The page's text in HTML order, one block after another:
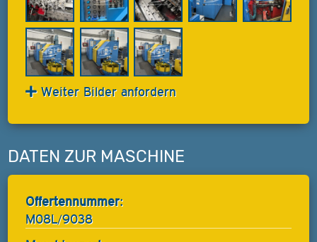
Weiter Bilder anfordern
DATEN ZUR MASCHINE
Offertennummer:
M08L/9038